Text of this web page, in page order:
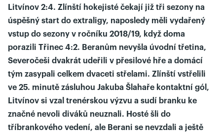
Litvínov 2:4. Zlínští hokejisté čekají již tři sezony na
úspěšný start do extraligy, naposledy měli vydařený
vstup do sezony v ročníku 2018/19, když doma
porazili Třinec 4:2. Beranům nevyšla úvodní třetina,
Severočeši dvakrát udeřili v přesilové hře a domácí
tým zasypali celkem dvaceti střelami. Zlínští vstřelili
ve 25. minutě zásluhou Jakuba Šlahaře kontaktní gól,
Litvínov si vzal trenérskou výzvu a sudí branku ke
značné nevoli diváků neuznali. Hosté šli do
tříbrankového vedení, ale Berani se nevzdali a ještě